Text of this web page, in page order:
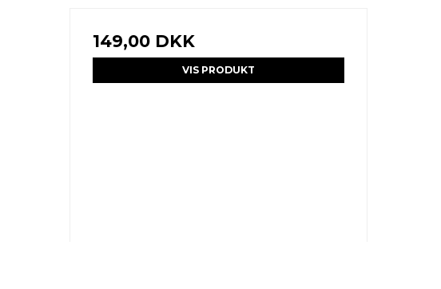
149,00 DKK
VIS PRODUKT